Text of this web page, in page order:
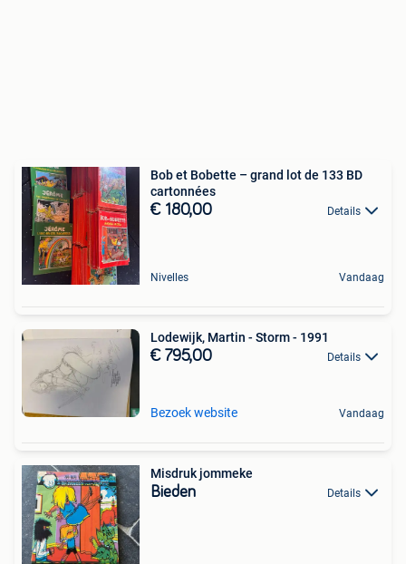
Bob et Bobette – grand lot de 133 BD
cartonnées
€ 180,00 Details
Nivelles Vandaag
Lodewijk, Martin - Storm - 1991
€ 795,00 Details
Bezoek website Vandaag
Misdruk jommeke
Bieden Details